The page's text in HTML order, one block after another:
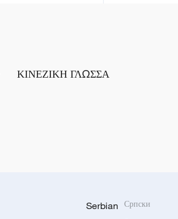
ΚΙΝΕΖΙΚΗ ΓΛΩΣΣΑ
Serbian Српски